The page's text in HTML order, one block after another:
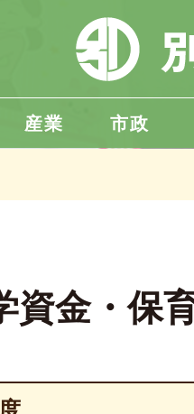
産業 市政
資金・保